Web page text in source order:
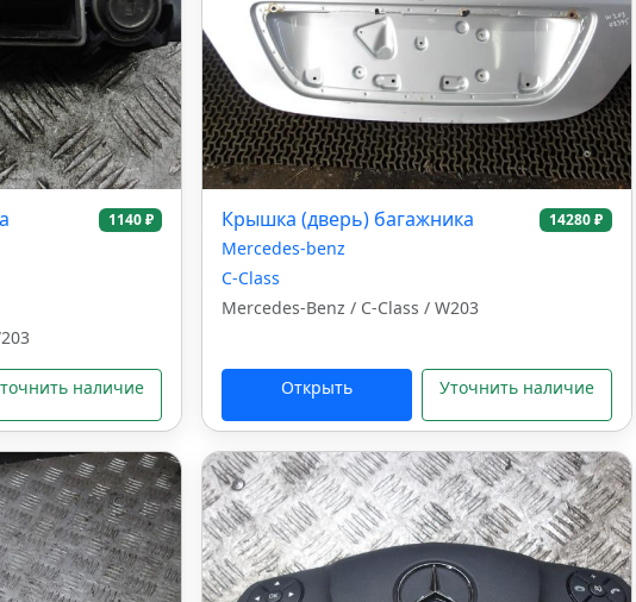
1140 ₽
наличие
Крышка (дверь) багажника 14280 ₽
Mercedes-benz
C-Class
Mercedes-Benz / C-Class / W203
Открыть Уточнить наличие